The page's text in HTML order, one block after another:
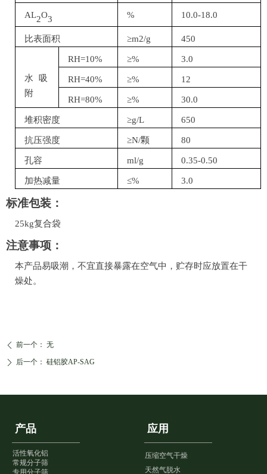
ꄴ 前一个： 无
ꄲ 后一个： 硅铝胶AP-SAG
AL2O3 % 10.0-18.0
比表面积 ≥m2/g 450
水吸
附
RH=10% ≥% 3.0
RH=40% ≥% 12
RH=80% ≥% 30.0
堆积密度 ≥g/L 650
抗压强度 ≥N/颗 80
孔容 ml/g 0.35-0.50
加热减量 ≤% 3.0
标准包装：
25kg复合袋
注意事项：
本产品易吸潮，不宜直接暴露在空气中，贮存时应放置在干
燥处。
产品
活性氧化铝
常规分子筛
专用分子筛
应用
压缩空气干燥
天然气脱水